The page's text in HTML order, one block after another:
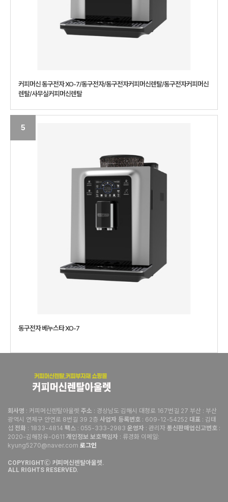
커피머신 동구전자 XO-7/동구전자/동구전자커피머신렌탈/동구전자커피머신
렌탈/사무실커피머신렌탈
5
동구전자 베누스타 XO-7
회사명 : 커피머신렌탈아울렛 주소 : 경상남도 김해시 대청로 167번길 27 부산 : 부산
광역시 연제구 안연로 8번길 39 2층 사업자 등록번호 : 609-12-54252 대표 : 김태
섭 전화 : 1833-4814 팩스 : 055-333-2983 운영자 : 관리자 통신판매업신고번호 :
2020-김해장유-0611 개인정보 보호책임자 : 류경화 이메일:
kyung5270@naver.com 로그인
COPYRIGHTⒸ 커피머신렌탈아울렛.
ALL RIGHTS RESERVED.